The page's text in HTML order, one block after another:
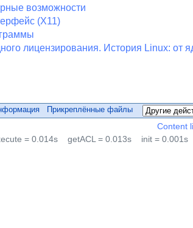
возможности
(X11)
лицензирования. История Linux: от
Прикреплённые файлы
Content
= 0.014s
getACL = 0.013s init = 0.001s